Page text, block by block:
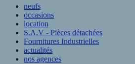
Pourquoi choisir un
location-courte-duree ?
Le choix d'unchariot élévateur
réfléchi en fonction de l'environnement de
neufs
occasions
location
S.A.V - Pièces détachées
Fournitures Industrielles
actualités
nos agences